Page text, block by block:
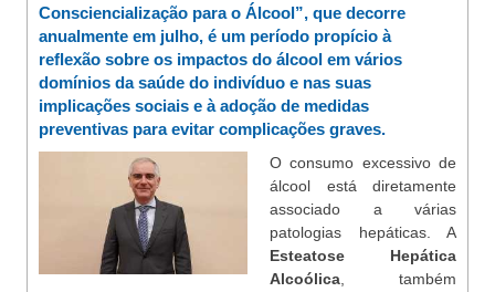
Consciencialização para o Álcool”, que decorre
anualmente em julho, é um período propício à
reflexão sobre os impactos do álcool em vários
domínios da saúde do indivíduo e nas suas
implicações sociais e à adoção de medidas
preventivas para evitar complicações graves.
O consumo excessivo de
álcool está diretamente
associado a várias
patologias hepáticas. A
Esteatose Hepática
Alcoólica , também